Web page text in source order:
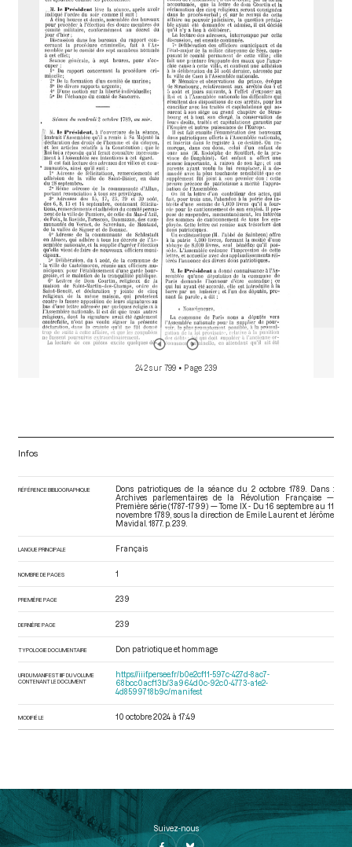
242 sur 799 • Page 239
Infos
RÉFÉRENCE BIBLIOGRAPHIQUE
Dons patriotiques de la séance du 2 octobre 1789. Dans :
Archives parlementaires de la Révolution Française —
Première série (1787-1799) — Tome IX - Du 16 septembre au 11
novembre 1789 , sous la direction de Emile Laurent et Jérôme
Mavidal. 1877. p. 239.
LANGUE PRINCIPALE Français
NOMBRE DE PAGES 1
PREMIÈRE PAGE 239
DERNIÈRE PAGE 239
TYPOLOGIE DOCUMENTAIRE Don patriotique et hommage
URI DU MANIFEST IIIF DU VOLUME
CONTENANT LE DOCUMENT
https://iiif.persee.fr/b0e2cf11-597c-427d-8ac7-
68bcc0acf13b/3a964d0c-92c0-4773-a1e2-
4d8599718b9c/manifest
MODIFIÉ LE 10 octobre 2024 à 17:49
Suivez-nous